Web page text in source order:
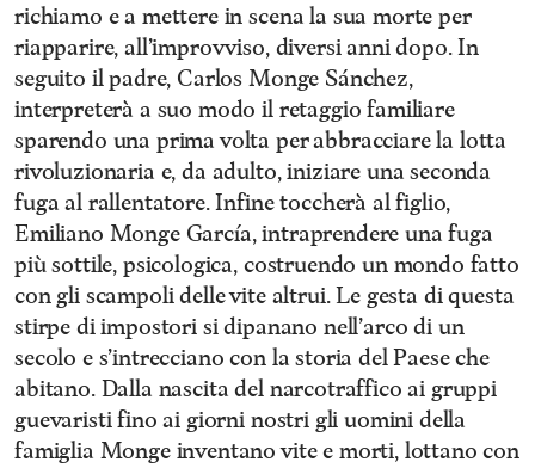
richiamo e a mettere in scena la sua morte per
riapparire, all’improvviso, diversi anni dopo. In
seguito il padre, Carlos Monge Sánchez,
interpreterà a suo modo il retaggio familiare
sparendo una prima volta per abbracciare la lotta
rivoluzionaria e, da adulto, iniziare una seconda
fuga al rallentatore. Infine toccherà al figlio,
Emiliano Monge García, intraprendere una fuga
più sottile, psicologica, costruendo un mondo fatto
con gli scampoli delle vite altrui. Le gesta di questa
stirpe di impostori si dipanano nell’arco di un
secolo e s’intrecciano con la storia del Paese che
abitano. Dalla nascita del narcotraffico ai gruppi
guevaristi fino ai giorni nostri gli uomini della
famiglia Monge inventano vite e morti, lottano con